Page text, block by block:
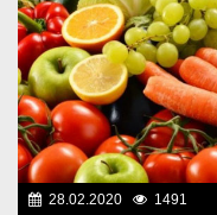
28.02.2020 1491